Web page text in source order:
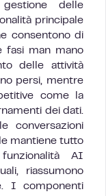
delle
principale
consentono di
fasi man mano
delle attività
persi, mentre
come la
dei dati.
conversazioni
mantiene tutto
AI
riassumono
I componenti